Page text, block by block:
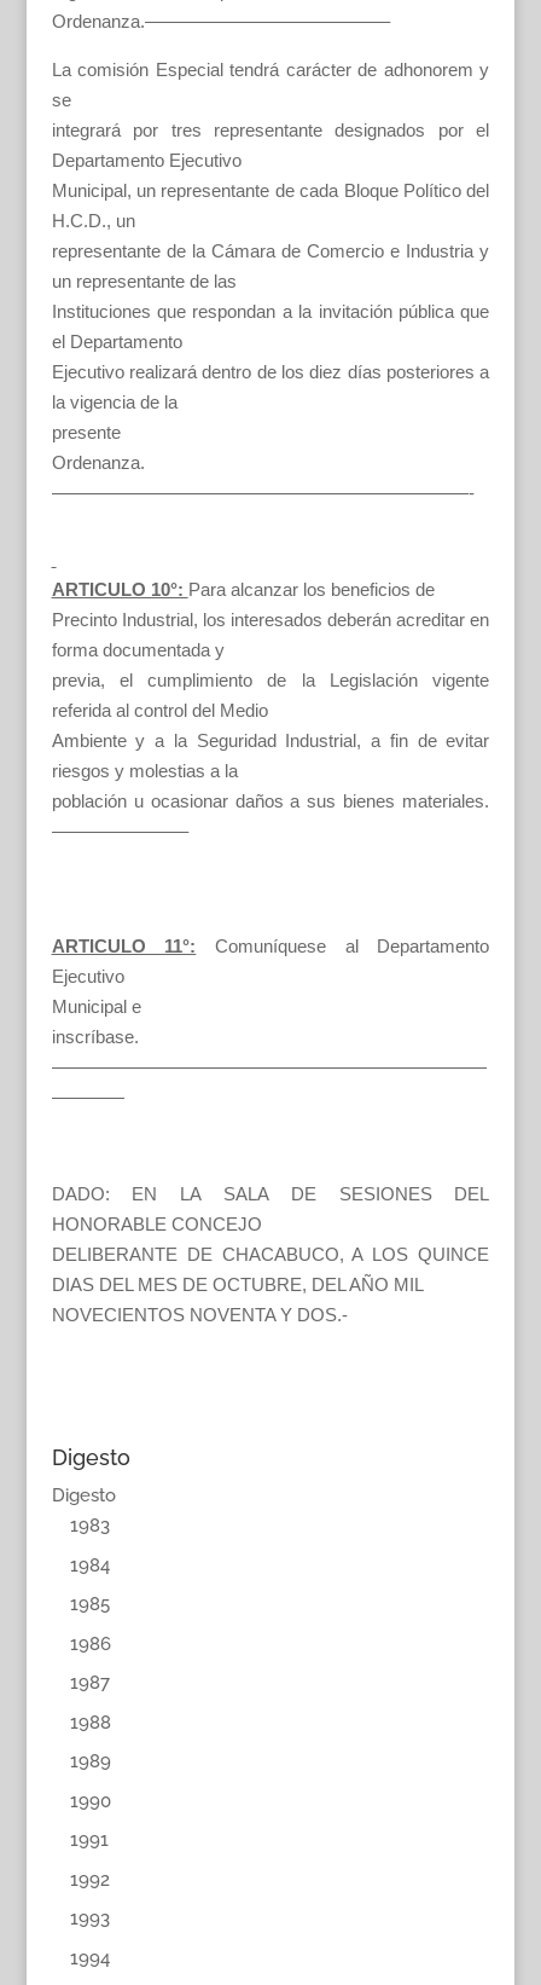
Ordenanza.—————————————–
La comisión Especial tendrá carácter de adhonorem y
se
integrará por tres representante designados por el
Departamento Ejecutivo
Municipal, un representante de cada Bloque Político del
H.C.D., un
representante de la Cámara de Comercio e Industria y
un representante de las
Instituciones que respondan a la invitación pública que
el Departamento
Ejecutivo realizará dentro de los diez días posteriores a
la vigencia de la
presente
Ordenanza.
———————————————————————-
ARTICULO 10°: Para alcanzar los beneficios de
Precinto Industrial, los interesados deberán acreditar en
forma documentada y
previa, el cumplimiento de la Legislación vigente
referida al control del Medio
Ambiente y a la Seguridad Industrial, a fin de evitar
riesgos y molestias a la
población u ocasionar daños a sus bienes materiales.
———————–
ARTICULO 11°: Comuníquese al Departamento
Ejecutivo
Municipal e
inscríbase.
————————————————————————
————
DADO: EN LA SALA DE SESIONES DEL
HONORABLE CONCEJO
DELIBERANTE DE CHACABUCO, A LOS QUINCE
DIAS DEL MES DE OCTUBRE, DEL AÑO MIL
NOVECIENTOS NOVENTA Y DOS.-
Digesto
Digesto
1983
1984
1985
1986
1987
1988
1989
1990
1991
1992
1993
1994